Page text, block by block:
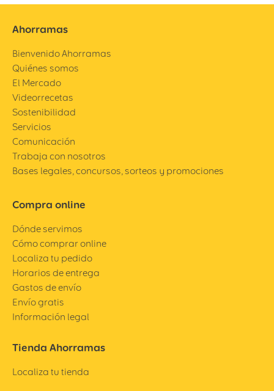
Ahorramas
Bienvenido Ahorramas
Quiénes somos
El Mercado
Videorrecetas
Sostenibilidad
Servicios
Comunicación
Trabaja con nosotros
Bases legales, concursos, sorteos y promociones
Compra online
Dónde servimos
Cómo comprar online
Localiza tu pedido
Horarios de entrega
Gastos de envío
Envío gratis
Información legal
Tienda Ahorramas
Localiza tu tienda